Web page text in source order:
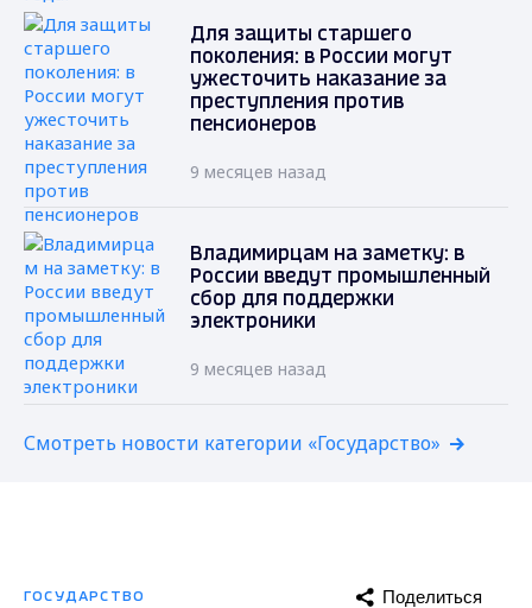
Для защиты старшего
поколения: в России могут
ужесточить наказание за
преступления против
пенсионеров
9 месяцев назад
Владимирцам на заметку: в
России введут промышленный
сбор для поддержки
электроники
9 месяцев назад
Смотреть новости категории «Государство»
ГОСУДАРСТВО Поделиться